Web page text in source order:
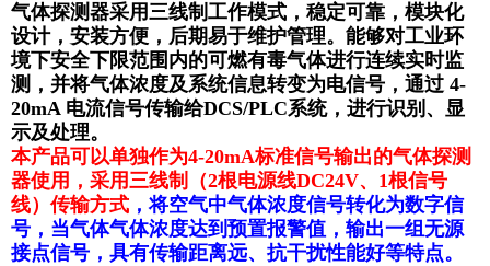
气体探测器采用三线制工作模式，稳定可靠，模块化
设计，安装方便，后期易于维护管理。能够对工业环
境下安全下限范围内的可燃有毒气体进行连续实时监
测，并将气体浓度及系统信息转变为电信号，通过 4-
20mA 电流信号传输给DCS/PLC系统，进行识别、显
示及处理。
本产品可以单独作为4-20mA标准信号输出的气体探测
器使用，采用三线制（2根电源线DC24V、1根信号
线）传输方式 ，将空气中气体浓度信号转化为数字信
号，当气体气体浓度达到预置报警值，输出一组无源
接点信号，具有传输距离远、抗干扰性能好等特点。